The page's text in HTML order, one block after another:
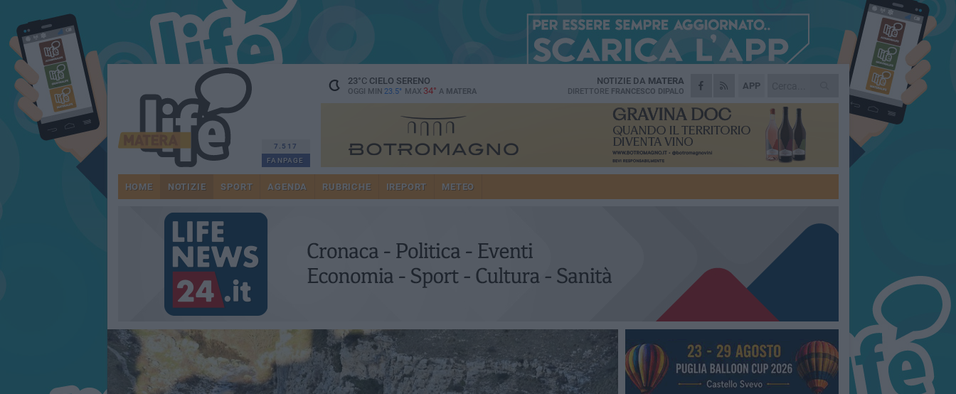
7.517
FANPAGE
23°CCIELO SERENO
OGGI MIN 23.5° MAX 34° A MATERA
APP
NOTIZIE DA MATERA
DIRETTORE FRANCESCO DIPALO
HOME NOTIZIE SPORT AGENDA RUBRICHE IREPORT METEO